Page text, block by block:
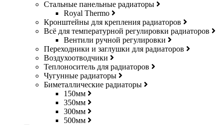
Стальные панельные радиаторы
Royal Thermo
Кронштейны для крепления радиаторов
Всё для температурной регулировки радиаторов
Вентили ручной регулировки
Переходники и заглушки для радиаторов
Воздухоотводчики
Теплоноситель для радиаторов
Чугунные радиаторы
Биметаллические радиаторы
150мм
350мм
300мм
500мм